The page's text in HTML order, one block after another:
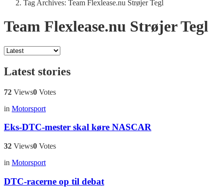
Tag Archives: Team Flexlease.nu Strøjer Tegl
Team Flexlease.nu Strøjer Tegl
Latest stories
72 Views0 Votes
in Motorsport
Eks-DTC-mester skal køre NASCAR
32 Views0 Votes
in Motorsport
DTC-racerne op til debat